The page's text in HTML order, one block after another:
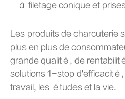
à filetage conique et
Les produits de
plus en plus de
grande qualité, de
solutions 1-stop
travail, les études et la vie.